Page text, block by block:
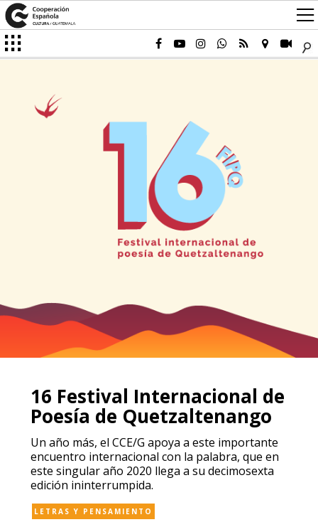
16 Festival Internacional de
Poesía de Quetzaltenango
Un año más, el CCE/G apoya a este importante
encuentro internacional con la palabra, que en
este singular año 2020 llega a su decimosexta
edición ininterrumpida.
LETRAS Y PENSAMIENTO